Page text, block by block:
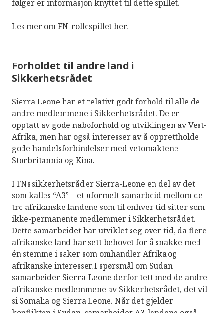
følger er informasjon knyttet til dette spillet.
Les mer om FN-rollespillet her.
Forholdet til andre land i
Sikkerhetsrådet
Sierra Leone har et relativt godt forhold til alle de
andre medlemmene i Sikkerhetsrådet. De er
opptatt av gode naboforhold og utviklingen av Vest-
Afrika, men har også interesser av å opprettholde
gode handelsforbindelser med vetomaktene
Storbritannia og Kina.
I FNs sikkerhetsråd er Sierra-Leone en del av det
som kalles “A3” – et uformelt samarbeid mellom de
tre afrikanske landene som til enhver tid sitter som
ikke-permanente medlemmer i Sikkerhetsrådet.
Dette samarbeidet har utviklet seg over tid, da flere
afrikanske land har sett behovet for å snakke med
én stemme i saker som omhandler Afrika og
afrikanske interesser. I spørsmål om Sudan
samarbeider Sierra-Leone derfor tett med de andre
afrikanske medlemmene av Sikkerhetsrådet, det vil
si Somalia og Sierra Leone. Når det gjelder